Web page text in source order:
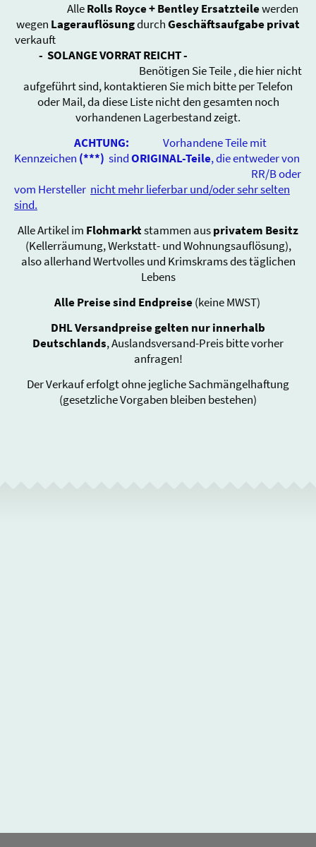
AlleRolls Royce + Bentley Ersatzteilewerden
wegen LagerauflösungdurchGeschäftsaufgabeprivat
verkauft
- SOLANGE VORRAT REICHT -
Benötigen Sie Teile , die hier nicht
aufgeführt sind, kontaktieren Sie mich bitte per Telefon
oder Mail, da diese Liste nicht den gesamten noch
vorhandenen Lagerbestand zeigt.
ACHTUNG: Vorhandene Teile mit
Kennzeichen (***) sindORIGINAL-Teile, die entweder von
RR/B oder
vom Hersteller nicht mehr lieferbar und/oder sehr selten
sind.
Alle Artikel im Flohmarktstammen ausprivatem Besitz
(Kellerräumung, Werkstatt- und Wohnungsauflösung),
also allerhand Wertvolles und Krimskrams des täglichen
Lebens
Alle Preise sind Endpreise(keine MWST)
DHL Versandpreise gelten nur innerhalb
Deutschlands, Auslandsversand-Preis bitte vorher
anfragen!
Der Verkauf erfolgt ohne jegliche Sachmängelhaftung
(gesetzliche Vorgaben bleiben bestehen)